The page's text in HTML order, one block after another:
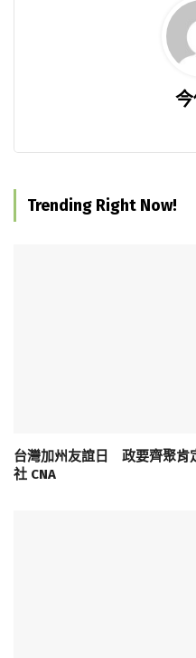
Trending Right Now!
台灣加州友誼日 政要齊聚肯
社 CNA